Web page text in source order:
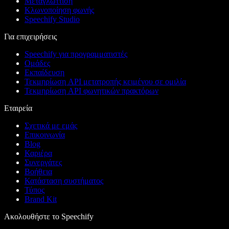
Κλωνοποίηση φωνής
Speechify Studio
Για επιχειρήσεις
Speechify για προγραμματιστές
Ομάδες
Εκπαίδευση
Τεκμηρίωση API μετατροπής κειμένου σε ομιλία
Τεκμηρίωση API φωνητικών πρακτόρων
Εταιρεία
Σχετικά με εμάς
Επικοινωνία
Blog
Καριέρα
Συνεργάτες
Βοήθεια
Κατάσταση συστήματος
Τύπος
Brand Kit
Ακολουθήστε το Speechify